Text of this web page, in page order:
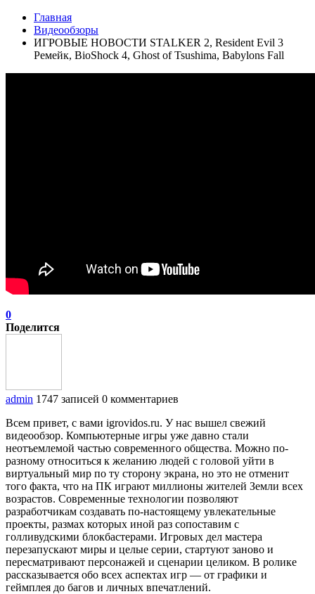
Главная
Видеообзоры
ИГРОВЫЕ НОВОСТИ STALKER 2, Resident Evil 3
Ремейк, BioShock 4, Ghost of Tsushima, Babylons Fall
0
Поделится
admin 1747 записей 0 комментариев
Всем привет, с вами igrovidos.ru. У нас вышел свежий
видеообзор. Компьютерные игры уже давно стали
неотъемлемой частью современного общества. Можно по-
разному относиться к желанию людей с головой уйти в
виртуальный мир по ту сторону экрана, но это не отменит
того факта, что на ПК играют миллионы жителей Земли всех
возрастов. Современные технологии позволяют
разработчикам создавать по-настоящему увлекательные
проекты, размах которых иной раз сопоставим с
голливудскими блокбастерами. Игровых дел мастера
перезапускают миры и целые серии, стартуют заново и
пересматривают персонажей и сценарии целиком. В ролике
рассказывается обо всех аспектах игр — от графики и
геймплея до багов и личных впечатлений.